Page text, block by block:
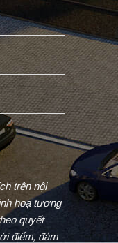
trên nội
hoạ tương
quyết
điểm, đảm